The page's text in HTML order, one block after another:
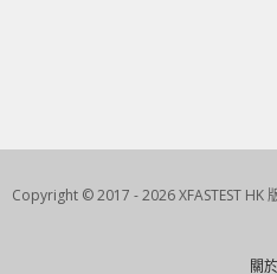
Copyright © 2017 - 2026 XFASTEST HK
關